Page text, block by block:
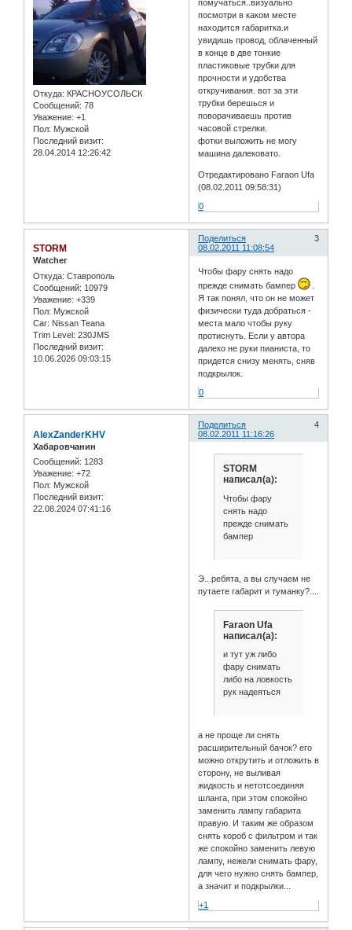
Откуда: КРАСНОУСОЛЬСК
Сообщений: 78
Уважение: +1
Пол: Мужской
Последний визит:
28.04.2014 12:26:42
помучаться..визуально
посмотри в каком месте
находится габаритка.и
увидишь провод, облаченный
в конце в две тонкие
пластиковые трубки для
прочности и удобства
откручивания. вот за эти
трубки берешься и
поворачиваешь против
часовой стрелки.
фотки выложить не могу
машина далековато.
Отредактировано Faraon Ufa
(08.02.2011 09:58:31)
0
Поделиться
3
08.02.2011 11:08:54
STORM
Watcher
Откуда: Ставрополь
Сообщений: 10979
Уважение: +339
Пол: Мужской
Car: Nissan Teana
Trim Level: 230JMS
Последний визит:
10.06.2026 09:03:15
Чтобы фару снять надо
прежде снимать бампер
Я так понял, что он не может
физически туда добраться -
места мало чтобы руку
протиснуть. Если у автора
далеко не руки пианиста, то
придется снизу менять, сняв
подкрылок.
0
Поделиться
4
08.02.2011 11:16:26
AlexZanderKHV
Хабаровчанин
Сообщений: 1283
Уважение: +72
Пол: Мужской
Последний визит:
22.08.2024 07:41:16
STORM
написал(а):
Чтобы фару
снять надо
прежде снимать
бампер
Э...ребята, а вы случаем не
путаете габарит и туманку?....
Faraon Ufa
написал(а):
и тут уж либо
фару снимать
либо на ловкость
рук надеяться
а не проще ли снять
расширительный бачок? его
можно открутить и отложить в
сторону, не выливая
жидкость и нетотсоединяя
шланга, при этом спокойно
заменить лампу габарита
правую. И таким же образом
снять короб с фильтром и так
же спокойно заменить левую
лампу, нежели снимать фару,
для чего нужно снять бампер,
а значит и подкрылки...
+1